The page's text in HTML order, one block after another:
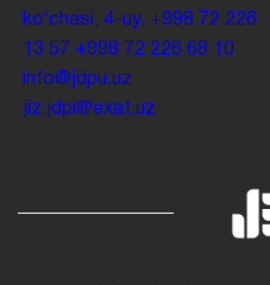
koʻchasi, 4-uy. +998 72 226
13 57 +998 72 226 68 10
info@jdpu.uz
jiz.jdpi@exat.uz